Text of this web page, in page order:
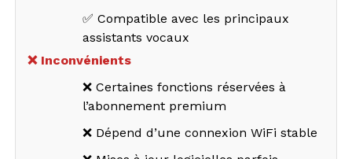
✅ Compatible avec les principaux
assistants vocaux
❌ Inconvénients
❌ Certaines fonctions réservées à
l’abonnement premium
❌ Dépend d’une connexion WiFi stable